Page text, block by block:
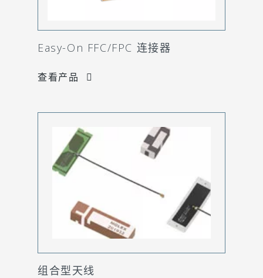
Easy-On FFC/FPC 连接器
查看产品
组合型天线